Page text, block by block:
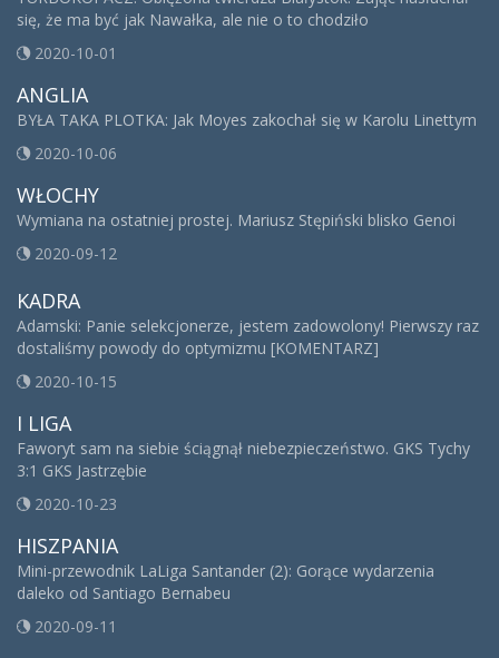
się, że ma być jak Nawałka, ale nie o to chodziło
2020-10-01
ANGLIA
BYŁA TAKA PLOTKA: Jak Moyes zakochał się w Karolu Linettym
2020-10-06
WŁOCHY
Wymiana na ostatniej prostej. Mariusz Stępiński blisko Genoi
2020-09-12
KADRA
Adamski: Panie selekcjonerze, jestem zadowolony! Pierwszy raz
dostaliśmy powody do optymizmu [KOMENTARZ]
2020-10-15
I LIGA
Faworyt sam na siebie ściągnął niebezpieczeństwo. GKS Tychy
3:1 GKS Jastrzębie
2020-10-23
HISZPANIA
Mini-przewodnik LaLiga Santander (2): Gorące wydarzenia
daleko od Santiago Bernabeu
2020-09-11